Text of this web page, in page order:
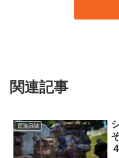
関連記事
冒険日誌